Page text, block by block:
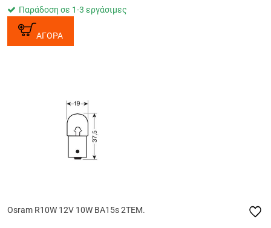
Παράδοση σε 1-3 εργάσιμες
ΑΓΟΡΑ
Osram R10W 12V 10W BA15s 2ΤΕΜ.